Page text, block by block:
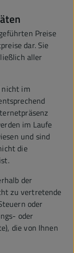
Preise
dar. Sie
aller
nicht im
im Laufe
und sind
die
der
zu vertretende
oder
oder
die von Ihnen